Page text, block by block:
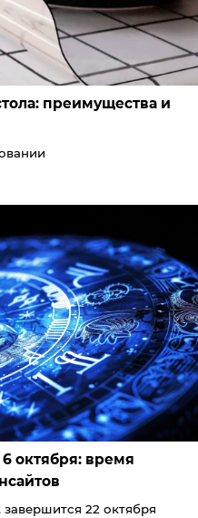
преимущества и
октября: время
22 октября